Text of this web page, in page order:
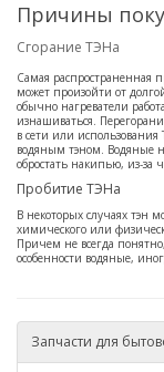
Причины
Сгорание ТЭНа
Самая распространенная
может произойти от
обычно нагреватели
изнашиваться.
в сети или
водяным тэном. Водяные
обростать накипью, из-за
Пробитие ТЭНа
В некоторых случаях тэн
химического или
Причем не всегда
особенности водяные,
Запчасти для